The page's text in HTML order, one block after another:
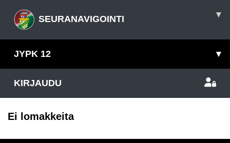
SEURANAVIGOINTI ▾
JYPK 12 ▾
KIRJAUDU
Ei lomakkeita